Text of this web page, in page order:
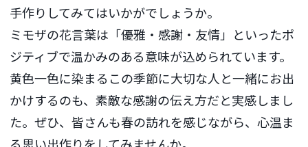
手作りしてみてはいかがでしょうか。
ミモザの花言葉は「優雅・感謝・友情」といったポ
ジティブで温かみのある意味が込められています。
黄色一色に染まるこの季節に大切な人と一緒にお出
かけするのも、素敵な感謝の伝え方だと実感しまし
た。ぜひ、皆さんも春の訪れを感じながら、心温ま